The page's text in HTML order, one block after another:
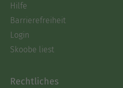
Hilfe
Barrierefreiheit
Login
Skoobe liest
Rechtliches